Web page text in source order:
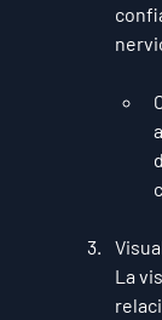
La